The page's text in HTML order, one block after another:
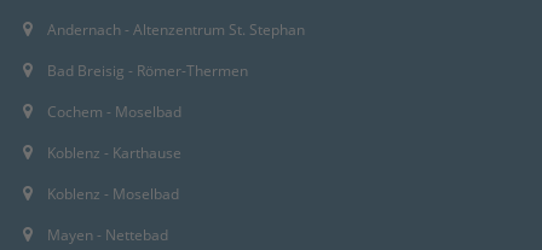
Andernach - Altenzentrum St. Stephan
Bad Breisig - Römer-Thermen
Cochem - Moselbad
Koblenz - Karthause
Koblenz - Moselbad
Mayen - Nettebad